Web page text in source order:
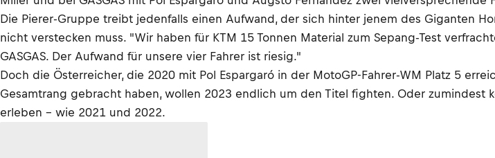
Die Pierer-Gruppe treibt jedenfalls einen Aufwand, der sich hinter jenem des Giganten
nicht verstecken muss. "Wir haben für KTM 15 Tonnen Material zum Sepang-Test
GASGAS. Der Aufwand für unsere vier Fahrer ist riesig."
Doch die Österreicher, die 2020 mit Pol Espargaró in der MotoGP-Fahrer-WM Platz 5
Gesamtrang gebracht haben, wollen 2023 endlich um den Titel fighten. Oder zumindest
erleben – wie 2021 und 2022.